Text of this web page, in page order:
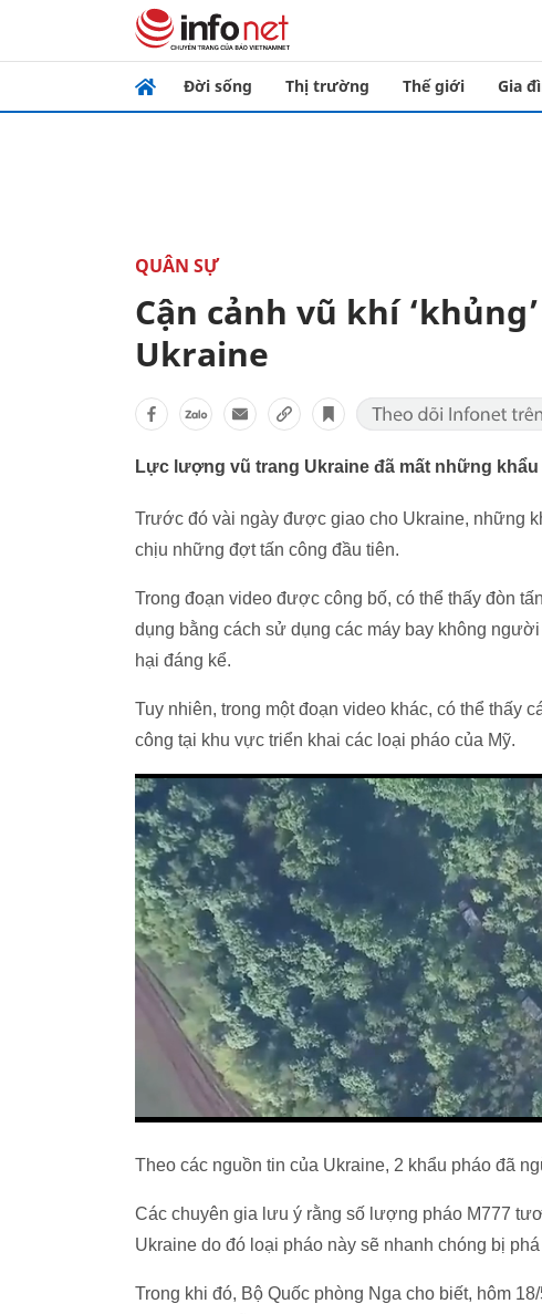
Đời sống Thị trường Thế giới Gia
QUÂN SỰ
Cận cảnh vũ khí
Ukraine
Lực lượng vũ trang Ukraine đã mất những
Trước đó vài ngày được giao cho Ukraine, những
chịu những đợt tấn công đầu tiên.
Trong đoạn video được công bố, có thể thấy đòn
dụng bằng cách sử dụng các máy bay không
hại đáng kể.
Tuy nhiên, trong một đoạn video khác, có thể thấy
công tại khu vực triển khai các loại pháo của Mỹ.
Theo các nguồn tin của Ukraine, 2 khẩu pháo đã
Các chuyên gia lưu ý rằng số lượng pháo M777
Ukraine do đó loại pháo này sẽ nhanh chóng bị phá
Trong khi đó, Bộ Quốc phòng Nga cho biết, hôm